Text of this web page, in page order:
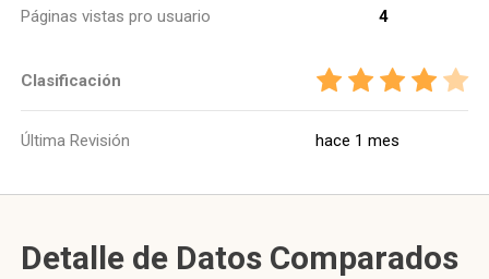
Páginas vistas pro usuario
4
Clasificación
Última Revisión hace 1 mes
Detalle de Datos Comparados